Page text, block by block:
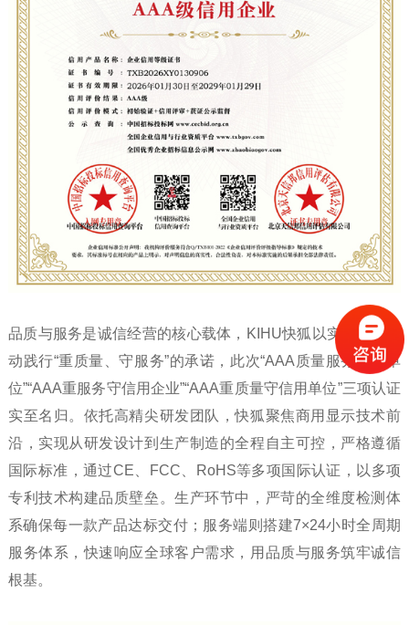
品质与服务是诚信经营的核心载体，KIHU快狐以实打实的行
动践行“重质量、守服务”的承诺，此次“AAA质量服务诚信单
位”“AAA重服务守信用企业”“AAA重质量守信用单位”三项认证
实至名归。依托高精尖研发团队，快狐聚焦商用显示技术前
沿，实现从研发设计到生产制造的全程自主可控，严格遵循
国际标准，通过CE、FCC、RoHS等多项国际认证，以多项
专利技术构建品质壁垒。生产环节中，严苛的全维度检测体
系确保每一款产品达标交付；服务端则搭建7×24小时全周期
服务体系，快速响应全球客户需求，用品质与服务筑牢诚信
根基。